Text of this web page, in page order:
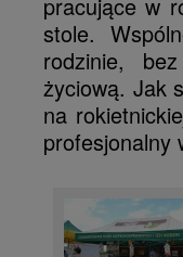
stole.
rodzinie,
życiową. Jak
na
profesjonalny